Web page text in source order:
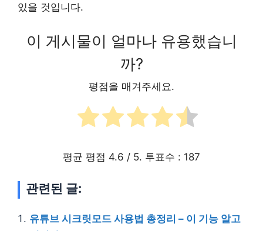
있을 것입니다.
이 게시물이 얼마나 유용했습니
까?
평점을 매겨주세요.
평균 평점 4.6 / 5. 투표수 : 187
관련된 글:
유튜브 시크릿모드 사용법 총정리 – 이 기능 알고